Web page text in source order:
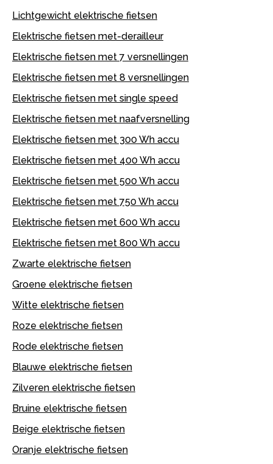
Lichtgewicht elektrische fietsen
Elektrische fietsen met-derailleur
Elektrische fietsen met 7 versnellingen
Elektrische fietsen met 8 versnellingen
Elektrische fietsen met single speed
Elektrische fietsen met naafversnelling
Elektrische fietsen met 300 Wh accu
Elektrische fietsen met 400 Wh accu
Elektrische fietsen met 500 Wh accu
Elektrische fietsen met 750 Wh accu
Elektrische fietsen met 600 Wh accu
Elektrische fietsen met 800 Wh accu
Zwarte elektrische fietsen
Groene elektrische fietsen
Witte elektrische fietsen
Roze elektrische fietsen
Rode elektrische fietsen
Blauwe elektrische fietsen
Zilveren elektrische fietsen
Bruine elektrische fietsen
Beige elektrische fietsen
Oranje elektrische fietsen